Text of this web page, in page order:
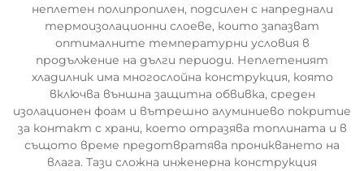
неплетен полипропилен, подсилен с напреднали
термоизолационни слоеве, които запазват
оптималните температурни условия в
продължение на дълги периоди. Неплетеният
хладилник има многослойна конструкция, която
включва външна защитна обвивка, среден
изолационен фоам и вътрешно алуминиево покритие
за контакт с храни, което отразява топлината и в
същото време предотвратява проникването на
влага. Тази сложна инженерна конструкция